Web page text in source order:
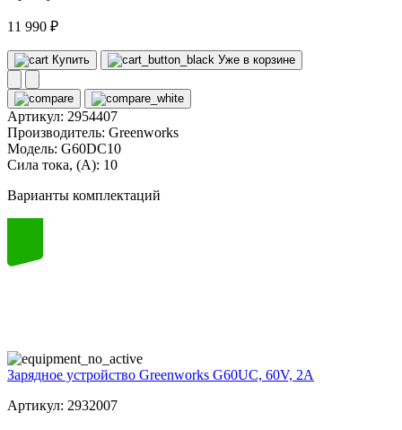
11 990 ₽
Купить Уже в корзине
Артикул: 2954407
Производитель: Greenworks
Модель: G60DC10
Сила тока, (А): 10
Варианты комплектаций
Зарядное устройство Greenworks G60UC, 60V, 2А
Артикул: 2932007